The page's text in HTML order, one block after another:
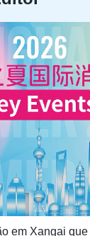
em Xangai